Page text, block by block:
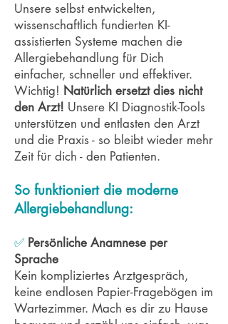
Unsere selbst entwickelten,
wissenschaftlich fundierten KI-
assistierten Systeme machen die
Allergiebehandlung für Dich
einfacher, schneller und effektiver.
Wichtig! Natürlich ersetzt dies nicht
den Arzt! Unsere KI Diagnostik-Tools
unterstützen und entlasten den Arzt
und die Praxis - so bleibt wieder mehr
Zeit für dich - den Patienten.
So funktioniert die moderne
Allergiebehandlung:
✅ Persönliche Anamnese per
Sprache
Kein kompliziertes Arztgespräch,
keine endlosen Papier-Fragebögen im
Wartezimmer. Mach es dir zu Hause